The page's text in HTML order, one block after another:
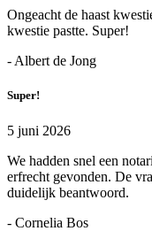
Ongeacht de haast
kwestie pastte. Super!
- Albert de Jong
Super!
5 juni 2026
We hadden snel een
erfrecht gevonden. De
duidelijk beantwoord.
- Cornelia Bos